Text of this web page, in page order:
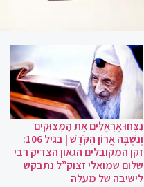
נִצְּחוּ אֶרְאֶלִּים אֶת הַמְּצוּקִים
וְנִשְׁבָּה אֲרוֹן הַקֹּדֶשׁ | בגיל 106:
זקן המקובלים הגאון הצדיק רבי
שלום שמואלי זצוק”ל נתבקש
לישיבה של מעלה